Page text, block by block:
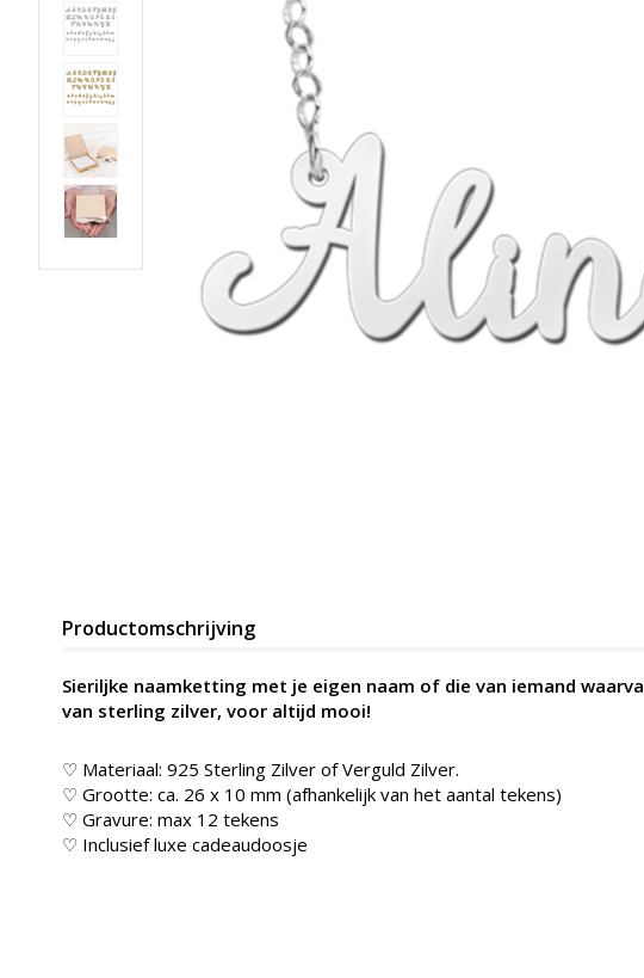
Productomschrijving
Sieriljke naamketting met je eigen naam of die van iemand
van sterling zilver, voor altijd mooi!
♡ Materiaal: 925 Sterling Zilver of Verguld Zilver.
♡ Grootte: ca. 26 x 10 mm (afhankelijk van het aantal tekens)
♡ Gravure: max 12 tekens
♡ Inclusief luxe cadeaudoosje